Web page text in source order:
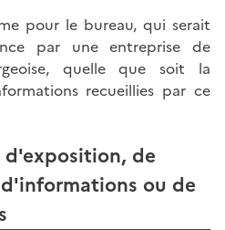
pour le bureau, qui serait
par une entreprise de
quelle que soit la
recueillies par ce
d'exposition, de
ou de